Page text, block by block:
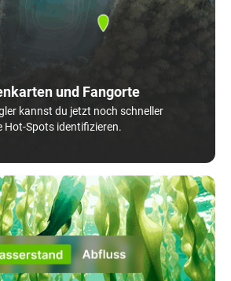
und Fangorte
kannst du jetzt noch schneller
Hot-Spots identifizieren.